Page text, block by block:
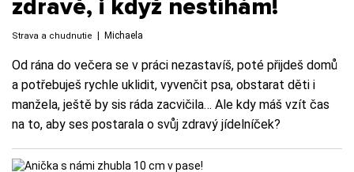
zdravě, i když nestíhám!
Strava a chudnutie Michaela
Od rána do večera se v práci nezastavíš, poté přijdeš domů
a potřebuješ rychle uklidit, vyvenčit psa, obstarat děti i
manžela, ještě by sis ráda zacvičila… Ale kdy máš vzít čas
na to, aby ses postarala o svůj zdravý jídelníček?